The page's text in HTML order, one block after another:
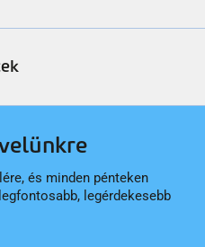
és minden pénteken
legérdekesebb